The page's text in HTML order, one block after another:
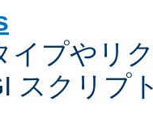
イプやリ
スクリプ